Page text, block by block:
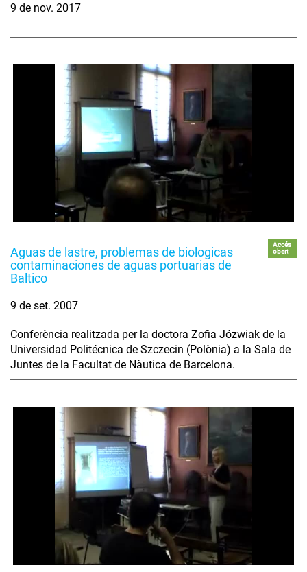
9 de nov. 2017
Aguas de lastre, problemas de biologicas
contaminaciones de aguas portuarias de
Baltico
Accés
obert
9 de set. 2007
Conferència realitzada per la doctora Zofia Józwiak de la
Universidad Politécnica de Szczecin (Polònia) a la Sala de
Juntes de la Facultat de Nàutica de Barcelona.